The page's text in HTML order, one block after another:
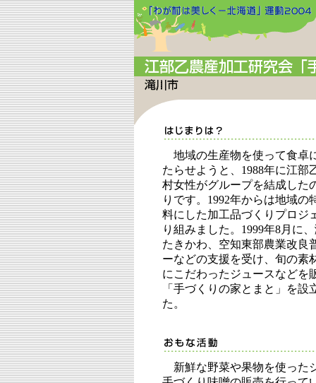
地域の生産物を使って食卓
たらせようと、1988年に江部
村女性がグループを結成した
りです。1992年からは地域の
料にした加工品づくりプロジ
り組みました。1999年8月に
たきかわ、空知東部農業改良
ーなどの支援を受け、旬の素
にこだわったジュースなどを
「手づくりの家とまと」を設
た。
新鮮な野菜や果物を使った